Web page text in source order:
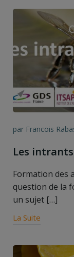
par Francois
Les
Formation des
question de la
un sujet […]
La Suite